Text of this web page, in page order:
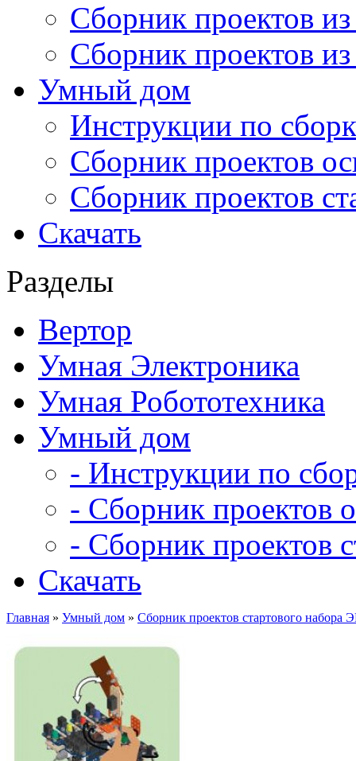
Сборник проектов
Сборник проектов
Умный дом
Инструкции по
Сборник проектов
Сборник проектов
Скачать
Разделы
Вертор
Умная Электроника
Умная Робототехника
Умный дом
- Инструкции по
- Сборник проектов
- Сборник проектов
Скачать
Главная » Умный дом » Сборник проектов стартового набора